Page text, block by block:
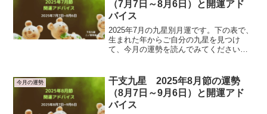
（7月7日～8月6日）と開運アド
バイス
2025年7月の九星別月運です。下の表で、
生まれた年からご自分の九星を見つけ
て、今月の運勢を読んでみてください
は、前の年になりますのでご注意くださ
い。 ...
今月の運勢
干支九星 2025年8月節の運勢
（8月7日～9月6日）と開運アド
バイス